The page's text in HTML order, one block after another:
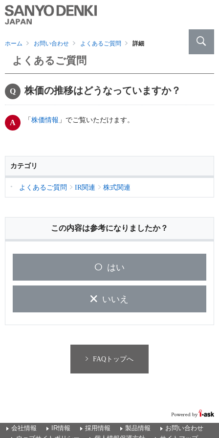
ホーム お問い合わせ よくあるご質問 詳細
よくあるご質問
株価の推移はどうなっていますか？
「 株価情報 」でご覧いただけます。
カテゴリ
よくあるご質問 IR関連 株式関連
この内容は参考になりましたか？
はい
いいえ
FAQトップへ
会社情報 IR情報 採用情報 製品情報
お問い合わせ